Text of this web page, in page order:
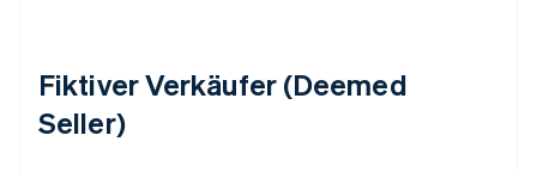
Fiktiver Verkäufer (Deemed
Seller)